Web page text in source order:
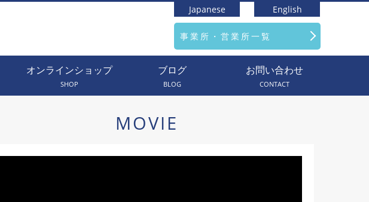
Japanese English
事業所・営業所一覧
オンラインショップ
SHOP
ブログ
BLOG
お問い合わせ
CONTACT
MOVIE